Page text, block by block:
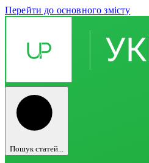
Перейти до основного змісту
Пошук статей...